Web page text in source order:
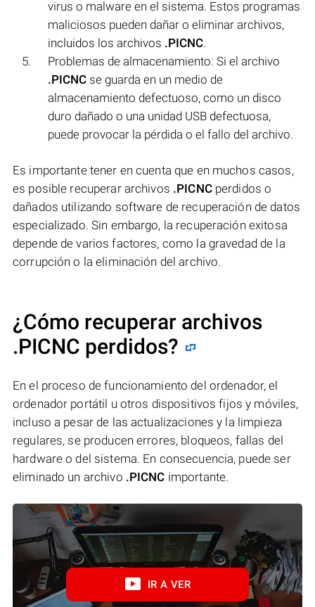
virus o malware en el sistema. Estos programas
maliciosos pueden dañar o eliminar archivos,
incluidos los archivos .PICNC.
Problemas de almacenamiento: Si el archivo
.PICNC se guarda en un medio de
almacenamiento defectuoso, como un disco
duro dañado o una unidad USB defectuosa,
puede provocar la pérdida o el fallo del archivo.
Es importante tener en cuenta que en muchos casos,
es posible recuperar archivos .PICNCperdidos o
dañados utilizando software de recuperación de datos
especializado. Sin embargo, la recuperación exitosa
depende de varios factores, como la gravedad de la
corrupción o la eliminación del archivo.
¿Cómo recuperar archivos
.PICNC perdidos?
En el proceso de funcionamiento del ordenador, el
ordenador portátil u otros dispositivos fijos y móviles,
incluso a pesar de las actualizaciones y la limpieza
regulares, se producen errores, bloqueos, fallas del
hardware o del sistema. En consecuencia, puede ser
eliminado un archivo .PICNC importante.
IR A VER